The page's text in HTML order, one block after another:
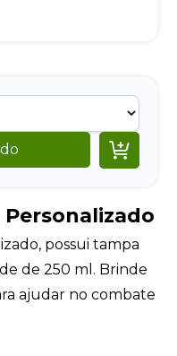

possui tampa
de 250 ml. Brinde
ajudar no combate